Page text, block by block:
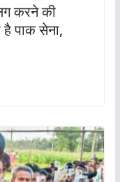
करने की
पाक सेना,